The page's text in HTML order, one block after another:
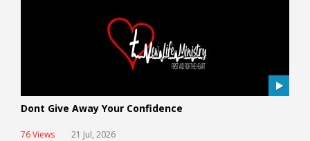
Dont Give Away Your Confidence
76 Views 21 Jul, 2026